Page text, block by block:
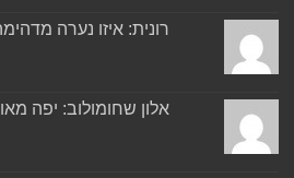
רונית: איזו נערה
אלון שחומולוב: יפה